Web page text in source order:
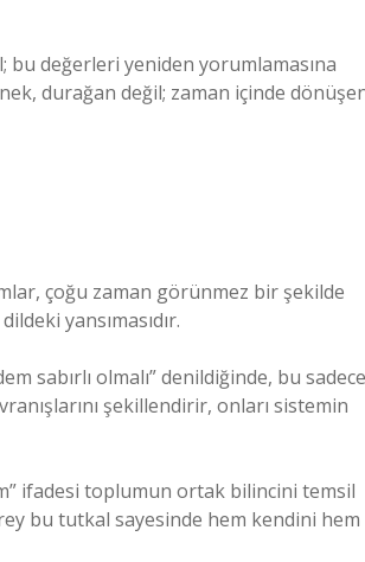
bu değerleri yeniden yorumlamasına
durağan değil; zaman içinde
çoğu zaman görünmez bir şekilde
yansımasıdır.
sabırlı olmalı” denildiğinde, bu sadece
şekillendirir, onları sistemin
ifadesi toplumun ortak bilincini temsil
bu tutkal sayesinde hem kendini hem